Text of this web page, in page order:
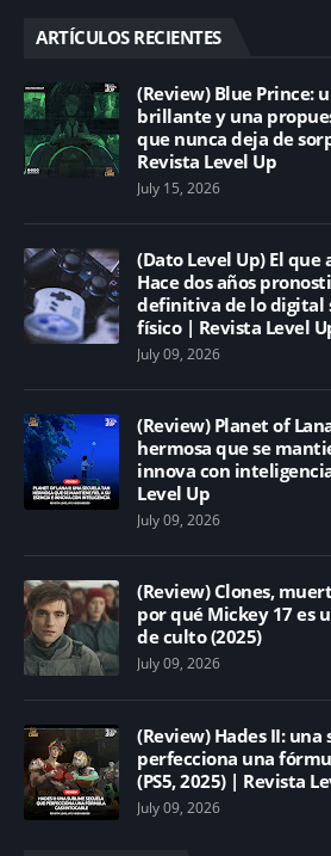
ARTÍCULOS RECIENTES
(Review) Blue Prince:
brillante y una
que nunca deja de
Revista Level Up
July 15, 2026
(Dato Level Up) El
Hace dos años
definitiva de lo digital
físico | Revista Level
July 09, 2026
(Review) Planet of
hermosa que se
innova con
Level Up
July 09, 2026
(Review) Clones,
por qué Mickey 17 es
de culto (2025)
July 09, 2026
(Review) Hades II: una
perfecciona una
(PS5, 2025) | Revista
July 09, 2026